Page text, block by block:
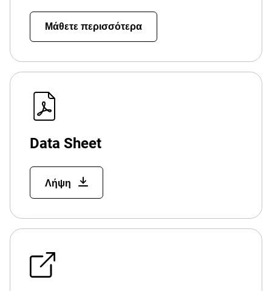
Μάθετε περισσότερα
Data Sheet
Λήψη